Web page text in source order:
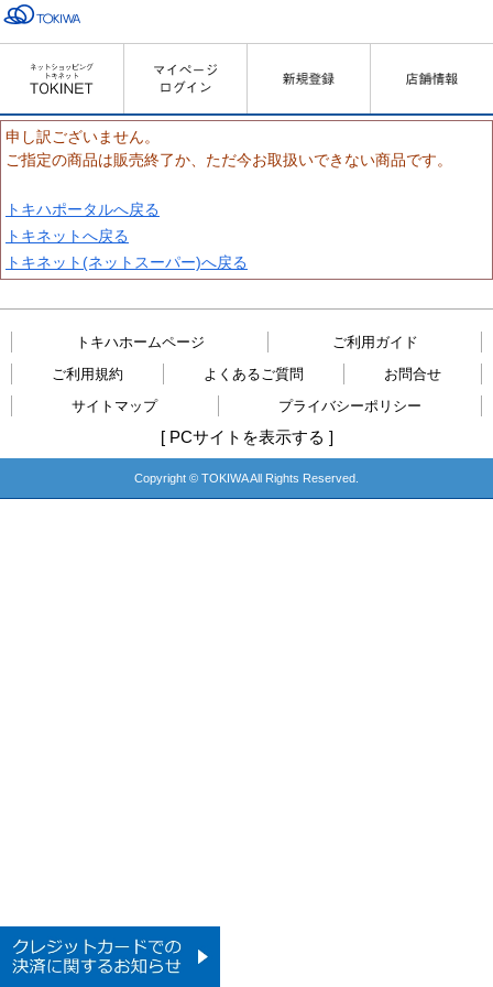
申し訳ございません。
ご指定の商品は販売終了か、ただ今お取扱いできない商品です。
トキハポータルへ戻る
トキネットへ戻る
トキネット(ネットスーパー)へ戻る
トキハホームページ
ご利用ガイド
ご利用規約
よくあるご質問
お問合せ
サイトマップ
プライバシーポリシー
[ PCサイトを表示する ]
Copyright © TOKIWA All Rights Reserved.